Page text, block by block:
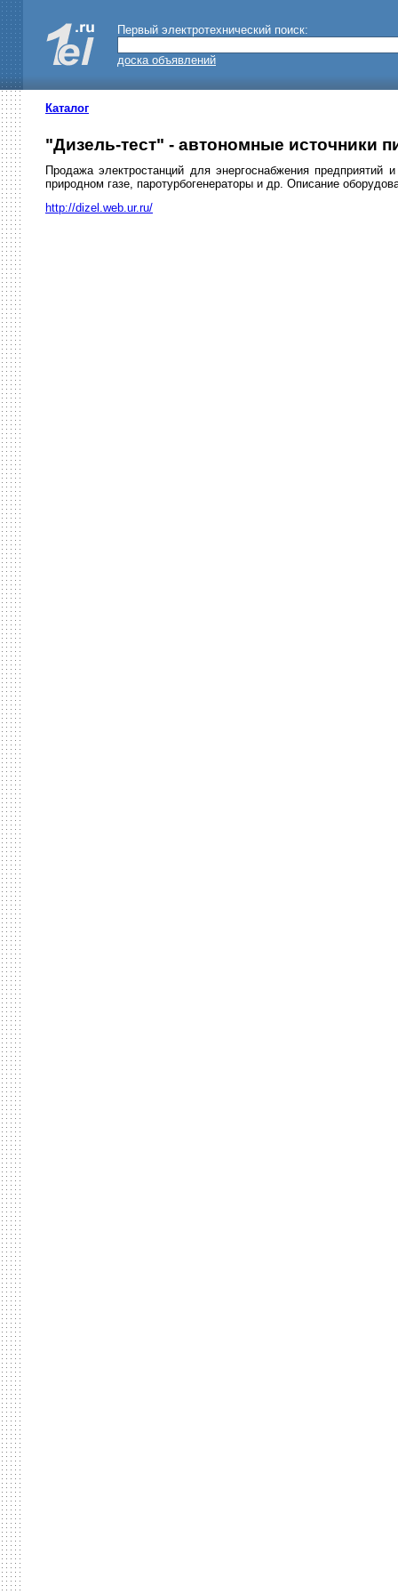
Первый электротехнический поиск:
доска объявлений
Каталог
"Дизель-тест" - автономные источники
Продажа электростанций для энергоснабжения предприятий
природном газе, паротурбогенераторы и др. Описание
http://dizel.web.ur.ru/